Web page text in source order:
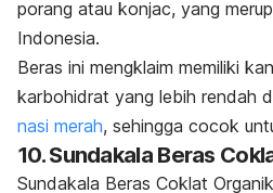
porang atau konjac, yang
Indonesia.
Beras ini mengklaim memiliki
karbohidrat yang lebih rendah
nasi merah, sehingga cocok
10. Sundakala Beras
Sundakala Beras Coklat